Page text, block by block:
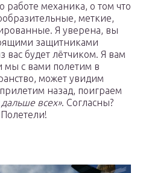
работе механика, о том что
меткие,
Я уверена, вы
защитниками
вас будет лётчиком. Я вам
мы с вами полетим в
может увидим
назад, поиграем
всех». Согласны?